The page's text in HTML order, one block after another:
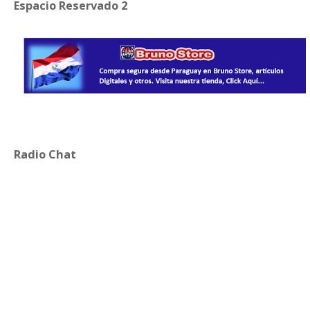
Espacio Reservado 2
Radio Chat